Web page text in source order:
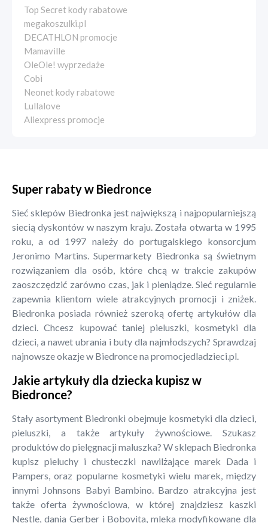
Top Secret kody rabatowe
megakoszulki.pl
DECATHLON promocje
Mamaville
OleOle! wyprzedaże
Cobi
Neonet kody rabatowe
Lullalove
Aliexpress promocje
Super rabaty w Biedronce
Sieć sklepów Biedronka jest największą i najpopularniejszą
siecią dyskontów w naszym kraju. Została otwarta w 1995
roku, a od 1997 należy do portugalskiego konsorcjum
Jeronimo Martins. Supermarkety Biedronka są świetnym
rozwiązaniem dla osób, które chcą w trakcie zakupów
zaoszczędzić zarówno czas, jak i pieniądze. Sieć regularnie
zapewnia klientom wiele atrakcyjnych promocji i zniżek.
Biedronka posiada również szeroką ofertę artykułów dla
dzieci. Chcesz kupować taniej pieluszki, kosmetyki dla
dzieci, a nawet ubrania i buty dla najmłodszych? Sprawdzaj
najnowsze okazje w Biedronce na promocjedladzieci.pl.
Jakie artykuły dla dziecka kupisz w
Biedronce?
Stały asortyment Biedronki obejmuje kosmetyki dla dzieci,
pieluszki, a także artykuły żywnościowe. Szukasz
produktów do pielęgnacji maluszka? W sklepach Biedronka
kupisz pieluchy i chusteczki nawilżające marek Dada i
Pampers, oraz popularne kosmetyki wielu marek, między
innymi Johnsons Babyi Bambino. Bardzo atrakcyjna jest
także oferta żywnościowa, w której znajdziesz kaszki
Nestle, dania Gerber i Bobovita, mleka modyfikowane dla